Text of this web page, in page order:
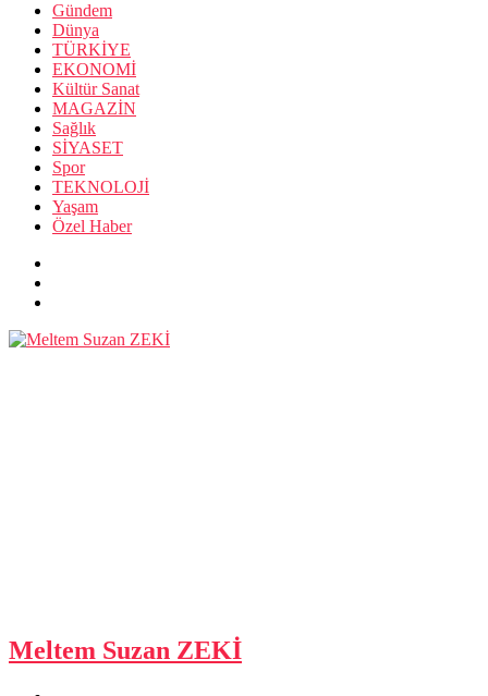
Gündem
Dünya
TÜRKİYE
EKONOMİ
Kültür Sanat
MAGAZİN
Sağlık
SİYASET
Spor
TEKNOLOJİ
Yaşam
Özel Haber
Meltem Suzan ZEKİ